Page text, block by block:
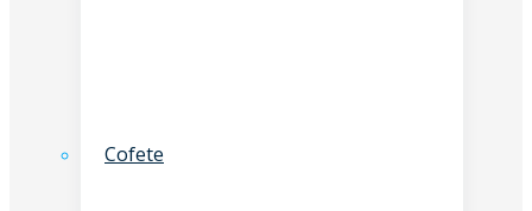
Cofete